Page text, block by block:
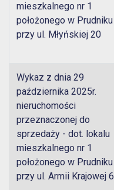
mieszkalnego nr 1
położonego w Prudniku
przy ul. Młyńskiej 20
Wykaz z dnia 29
października 2025r.
nieruchomości
przeznaczonej do
sprzedaży - dot. lokalu
mieszkalnego nr 1
położonego w Prudniku
przy ul. Armii Krajowej 6